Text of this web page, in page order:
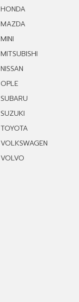
HONDA
MAZDA
MINI
MITSUBISHI
NISSAN
OPLE
SUBARU
SUZUKI
TOYOTA
VOLKSWAGEN
VOLVO